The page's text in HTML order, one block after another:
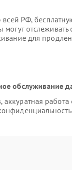
РФ,
отслеживать
для
обслуживание
работа